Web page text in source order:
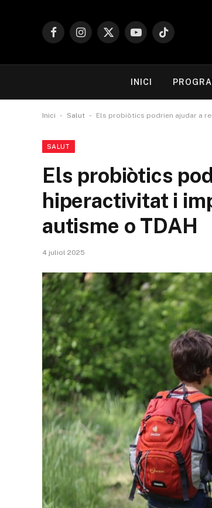
FacebookInstagram
X
YouTubeTikTok
INICI
Inici - Salut - Els probiòtics podrien ajudar a
SALUT
Els probiòtics
hiperactivitat i
autisme o TDAH
4 juliol 2025